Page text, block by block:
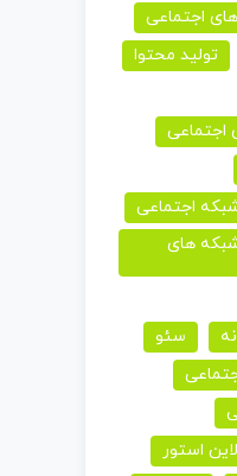
اجتماعی
تولید محتوا
اجتماعی
اجتماعی
های
سئو
لاین استور